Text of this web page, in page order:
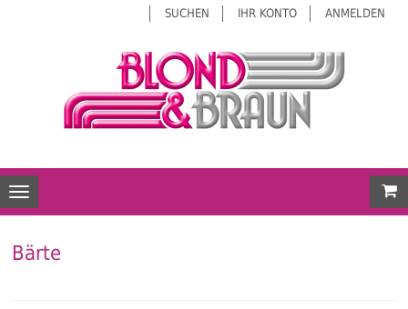
SUCHEN IHR KONTO ANMELDEN
Toggle navigation
Bärte